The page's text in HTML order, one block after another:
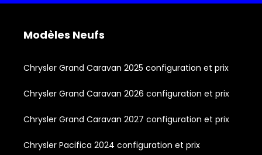
Modèles Neufs
Chrysler Grand Caravan 2025 configuration et prix
Chrysler Grand Caravan 2026 configuration et prix
Chrysler Grand Caravan 2027 configuration et prix
Chrysler Pacifica 2024 configuration et prix